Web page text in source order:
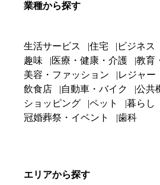
業種から探す
生活サービス 住宅 ビジネス
趣味
医療・健康・介護
教育
美容・ファッション
レジャー
飲食店
自動車・バイク
公共
ショッピング
ペット
暮らし
冠婚葬祭・イベント
歯科
エリアから探す